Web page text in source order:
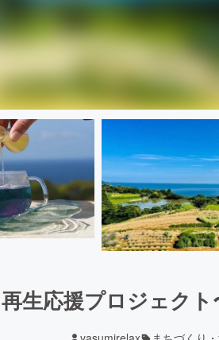
生応援プロジェク